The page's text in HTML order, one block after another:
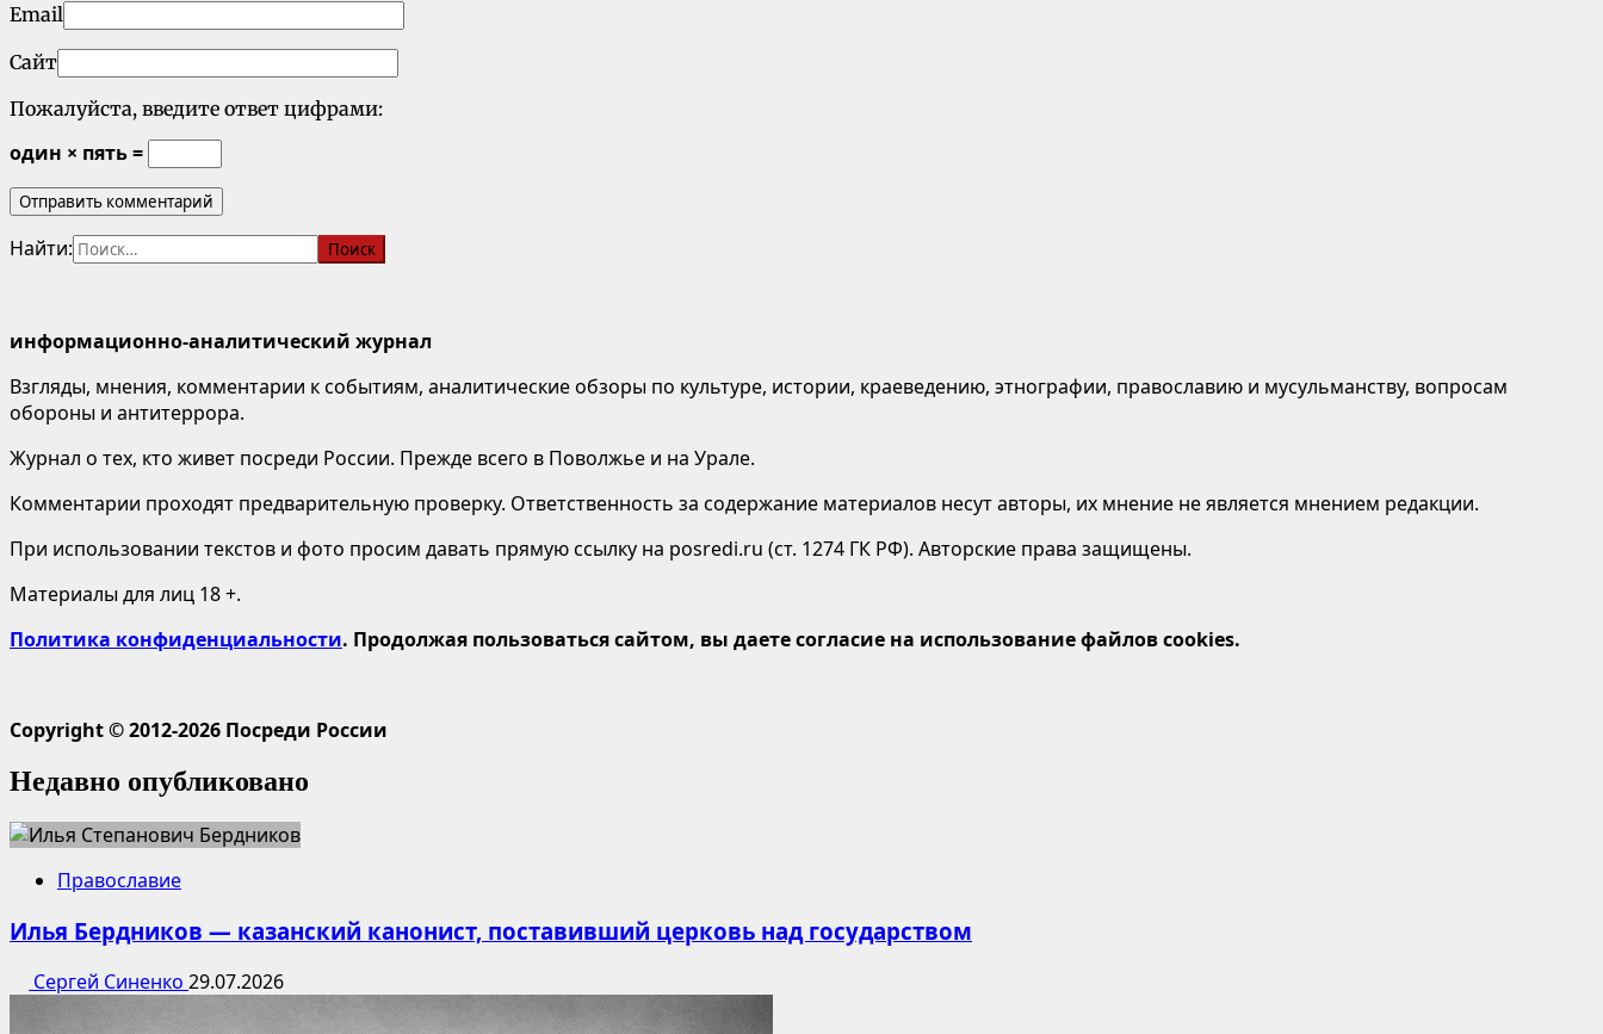
Email
Сайт
Пожалуйста, введите ответ цифрами:
один × пять =
Найти:
информационно-аналитический журнал
Взгляды, мнения, комментарии к событиям, аналитические обзоры по культуре, истории, краеведению, этнографии, православию и мусульманству, вопросам
обороны и антитеррора.
Журнал о тех, кто живет посреди России. Прежде всего в Поволжье и на Урале.
Комментарии проходят предварительную проверку. Ответственность за содержание материалов несут авторы, их мнение не является мнением редакции.
При использовании текстов и фото просим давать прямую ссылку на posredi.ru (ст. 1274 ГК РФ). Авторские права защищены.
Материалы для лиц 18 +.
Политика конфиденциальности. Продолжая пользоваться сайтом, вы даете согласие на использование файлов cookies.
Copyright © 2012-2026 Посреди России
Недавно опубликовано
Православие
Илья Бердников — казанский канонист, поставивший церковь над государством
Сергей Синенко 29.07.2026